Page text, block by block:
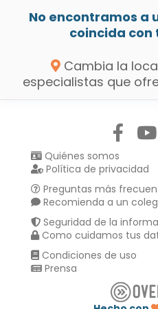
No encontramos a
coincida con
Cambia la
especialistas que
Quiénes somos
Política de privacidad
Preguntas más
Recomienda a un
Seguridad de la
Como cuidamos tus
Condiciones de uso
Prensa